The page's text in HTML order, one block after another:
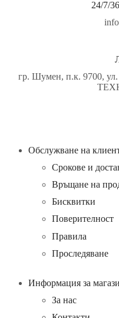
Безжични
Клавиатури
TV-Аудио
Аудио HI-FI
Конзоли &
Спортни
Фото и Видео
Телефони, Таблети
Bluetooth
Аксесоари за
Зарядни
Кабели за
Мобилни
Хоби
Часовници
Smartwatch
24/7/
гр. Шумен, п.к. 9700,
Обслужване на
Срокове и
Връщане на
Бисквитки
Поверителност
Правила
Проследяване
Информация за
За нас